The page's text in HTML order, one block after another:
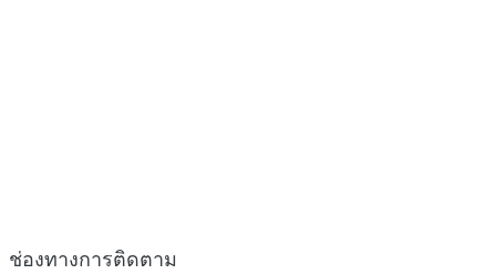
ช่องทางการติดตาม